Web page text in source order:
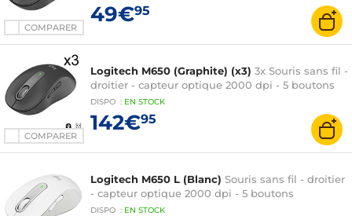
COMPARER
49€95
COMPARER
Logitech M650 (Graphite) (x3) 3x Souris sans fil -
droitier - capteur optique 2000 dpi - 5 boutons
DISPO : EN STOCK
142€95
Logitech M650 L (Blanc) Souris sans fil - droitier
- capteur optique 2000 dpi - 5 boutons
DISPO : EN STOCK